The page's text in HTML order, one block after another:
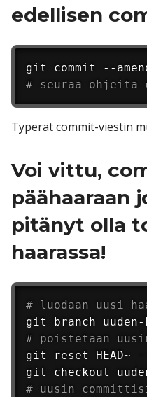
edellisen
# seuraa ohjeita
Typerät commit-viestin
Voi vittu,
päähaaraan
pitänyt olla
haarassa!
# luodaan uusi
# poistetaan
git reset HEAD~
# uusin